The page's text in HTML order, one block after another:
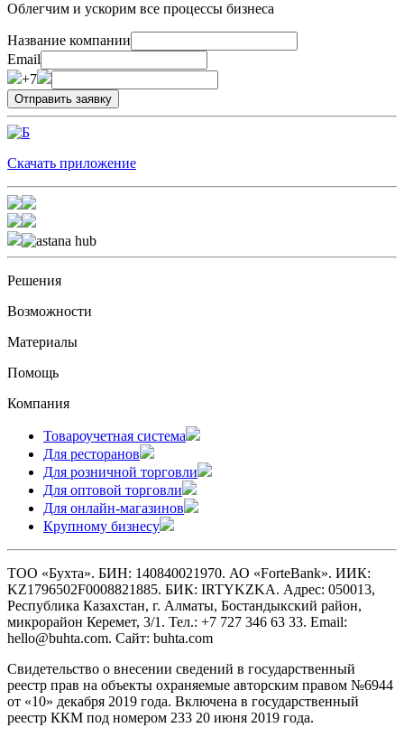
Облегчим и ускорим все процессы бизнеса
Название компании
Email
+7
Скачать приложение
Решения
Возможности
Материалы
Помощь
Компания
Товароучетная система
Для ресторанов
Для розничной торговли
Для оптовой торговли
Для онлайн-магазинов
Крупному бизнесу
ТОО «Бухта». БИН: 140840021970. АО «ForteBank». ИИК:
KZ1796502F0008821885. БИК: IRTYKZKA. Адрес: 050013,
Республика Казахстан, г. Алматы, Бостандыкский район,
микрорайон Керемет, 3/1. Тел.: +7 727 346 63 33. Email:
hello@buhta.com. Сайт: buhta.com
Свидетельство о внесении сведений в государственный
реестр прав на объекты охраняемые авторским правом №6944
от «10» декабря 2019 года. Включена в государственный
реестр ККМ под номером 233 20 июня 2019 года.